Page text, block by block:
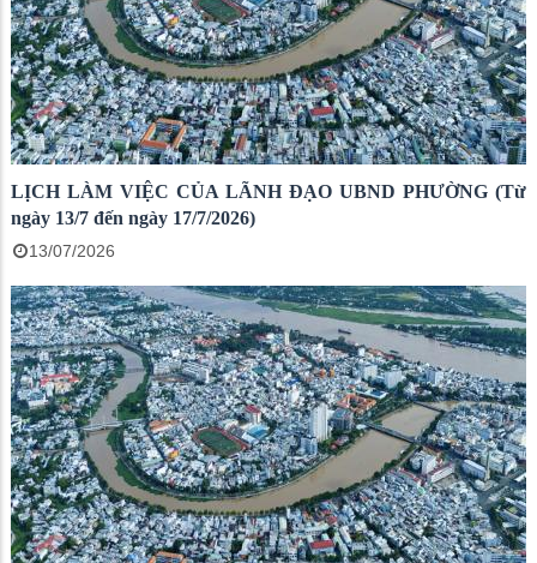
LỊCH LÀM VIỆC CỦA LÃNH ĐẠO UBND PHƯỜNG (Từ
ngày 13/7 đến ngày 17/7/2026)
13/07/2026